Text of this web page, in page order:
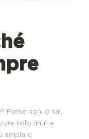
Forse non lo sai,
solo muri e
ampia e,